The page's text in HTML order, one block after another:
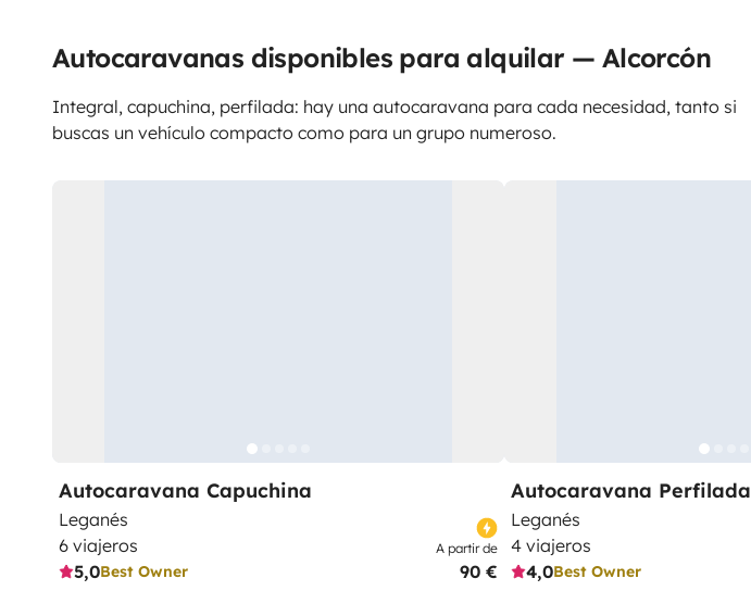
Autocaravanas disponibles para alquilar — Alcorcón
Integral, capuchina, perfilada: hay una autocaravana para cada necesidad, tanto si
buscas un vehículo compacto como para un grupo numeroso.
Autocaravana Capuchina
Leganés
6 viajeros
5,0Best Owner
A partir de
90 €
Autocaravana Perfilada
Leganés
4 viajeros
4,0Best Owner